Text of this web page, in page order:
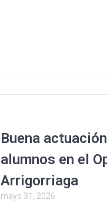
Buena
alumnos en el
Arrigorriaga
mayo 31, 2026